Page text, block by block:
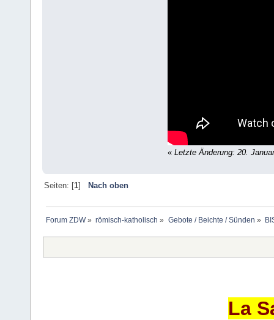
« Letzte Änderung: 20.
Seiten: [1] Nach oben
Forum ZDW» römisch-katholisch » Gebote / Beichte / Sünden »
La